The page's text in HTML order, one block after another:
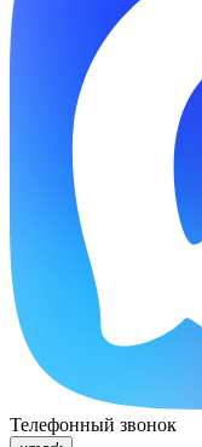
Телефонный звонок